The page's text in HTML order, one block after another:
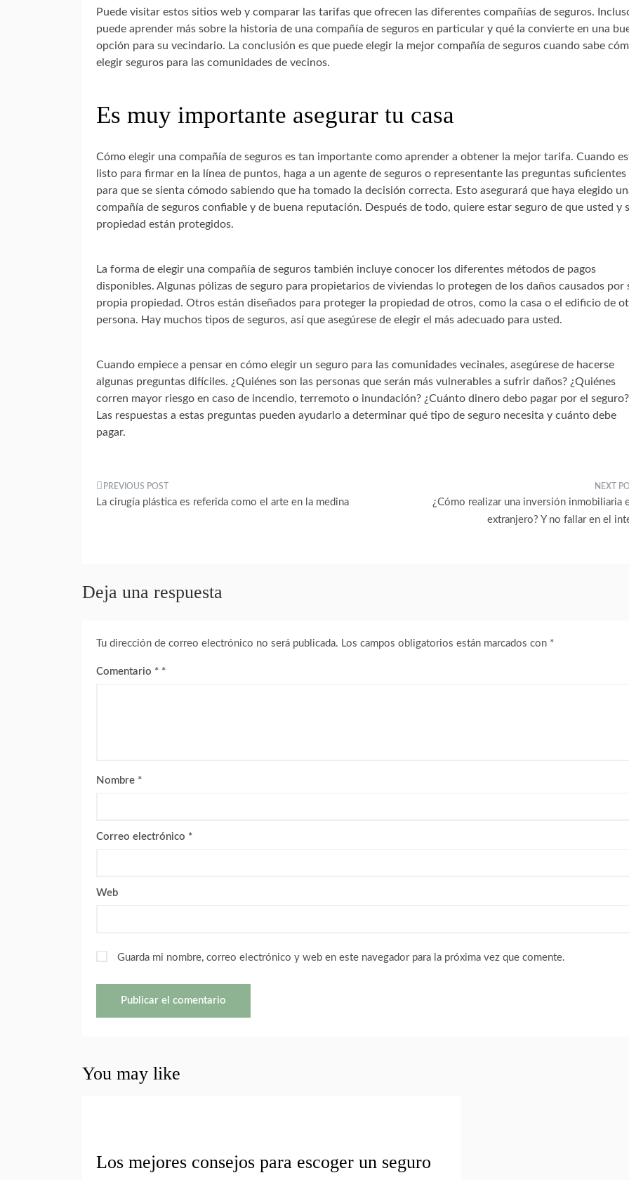
Puede visitar estos sitios web y comparar las tarifas que ofrecen las diferentes compañías de seguros.
puede aprender más sobre la historia de una compañía de seguros en particular y qué la convierte en una
opción para su vecindario. La conclusión es que puede elegir la mejor compañía de seguros cuando sabe
elegir seguros para las comunidades de vecinos.
Es muy importante asegurar tu casa
Cómo elegir una compañía de seguros es tan importante como aprender a obtener la mejor tarifa. Cuando
listo para firmar en la línea de puntos, haga a un agente de seguros o representante las preguntas suficientes
para que se sienta cómodo sabiendo que ha tomado la decisión correcta. Esto asegurará que haya elegido
compañía de seguros confiable y de buena reputación. Después de todo, quiere estar seguro de que usted y
propiedad están protegidos.
La forma de elegir una compañía de seguros también incluye conocer los diferentes métodos de pagos
disponibles. Algunas pólizas de seguro para propietarios de viviendas lo protegen de los daños causados ​​por
propia propiedad. Otros están diseñados para proteger la propiedad de otros, como la casa o el edificio de
persona. Hay muchos tipos de seguros, así que asegúrese de elegir el más adecuado para usted.
Cuando empiece a pensar en cómo elegir un seguro para las comunidades vecinales, asegúrese de hacerse
algunas preguntas difíciles. ¿Quiénes son las personas que serán más vulnerables a sufrir daños? ¿Quiénes
corren mayor riesgo en caso de incendio, terremoto o inundación? ¿Cuánto dinero debo pagar por el seguro?
Las respuestas a estas preguntas pueden ayudarlo a determinar qué tipo de seguro necesita y cuánto debe
pagar.
Navegación
La cirugía plástica es referida como el arte en la medina
¿Cómo realizar una inversión inmobiliaria
extranjero? Y no fallar en el
Deja una respuesta
Tu dirección de correo electrónico no será publicada. Los campos obligatorios están marcados con *
Comentario *
Nombre *
Correo electrónico *
Web
Guarda mi nombre, correo electrónico y web en este navegador para la próxima vez que comente.
You may like
Los mejores consejos para escoger un seguro